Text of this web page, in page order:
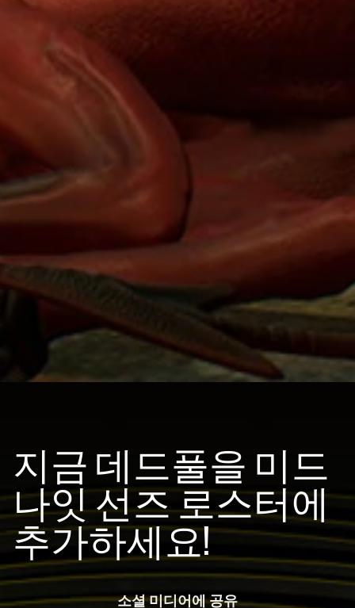
지금 데드풀을 미드
나잇 선즈 로스터에
추가하세요!
소셜 미디어에 공유